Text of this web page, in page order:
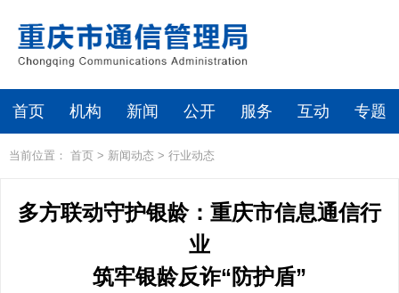
首页 机构 新闻 公开 服务 互动 专题
当前位置： 首页 > 新闻动态 > 行业动态
多方联动守护银龄：重庆市信息通信行
业
筑牢银龄反诈“防护盾”